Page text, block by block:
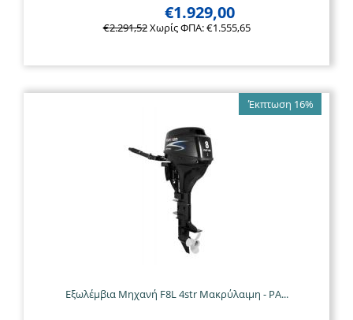
€2.291,52
€1.929,00
Χωρίς ΦΠΑ:€1.555,65
Έκπτωση 16%
Εξωλέμβια Μηχανή F8L 4str Μακρύλαιμη - PA...